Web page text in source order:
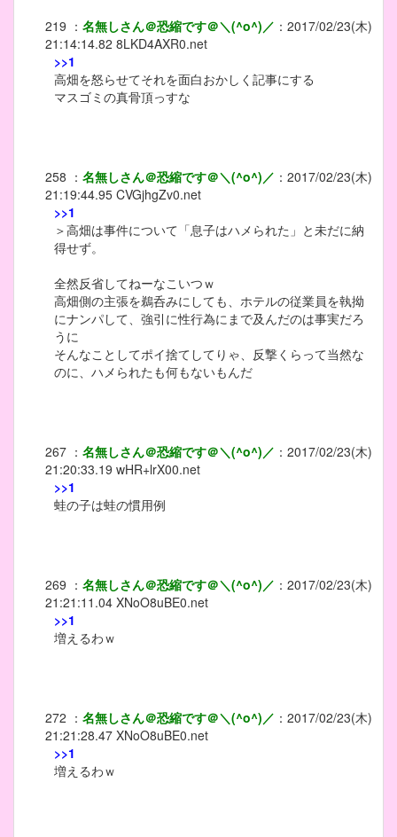
219 ： 名無しさん＠恐縮です＠＼(^o^)／ ： 2017/02/23(木)
21:14:14.82 8LKD4AXR0.net
>>1
高畑を怒らせてそれを面白おかしく記事にする
マスゴミの真骨頂っすな
258 ： 名無しさん＠恐縮です＠＼(^o^)／ ： 2017/02/23(木)
21:19:44.95 CVGjhgZv0.net
>>1
＞高畑は事件について「息子はハメられた」と未だに納
得せず。
全然反省してねーなこいつｗ
高畑側の主張を鵜呑みにしても、ホテルの従業員を執拗
にナンパして、強引に性行為にまで及んだのは事実だろ
うに
そんなことしてポイ捨てしてりゃ、反撃くらって当然な
のに、ハメられたも何もないもんだ
267 ： 名無しさん＠恐縮です＠＼(^o^)／ ： 2017/02/23(木)
21:20:33.19 wHR+lrX00.net
>>1
蛙の子は蛙の慣用例
269 ： 名無しさん＠恐縮です＠＼(^o^)／ ： 2017/02/23(木)
21:21:11.04 XNoO8uBE0.net
>>1
増えるわｗ
272 ： 名無しさん＠恐縮です＠＼(^o^)／ ： 2017/02/23(木)
21:21:28.47 XNoO8uBE0.net
>>1
増えるわｗ